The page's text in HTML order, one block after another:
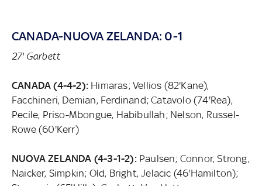
CANADA-NUOVA ZELANDA: 0-1
27' Garbett
CANADA (4-4-2): Himaras; Vellios (82'Kane),
Facchineri, Demian, Ferdinand; Catavolo (74'Rea),
Pecile, Priso-Mbongue, Habibullah; Nelson, Russel-
Rowe (60'Kerr)
NUOVA ZELANDA (4-3-1-2): Paulsen; Connor, Strong,
Naicker, Simpkin; Old, Bright, Jelacic (46'Hamilton);